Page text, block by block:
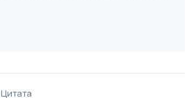
Цитата